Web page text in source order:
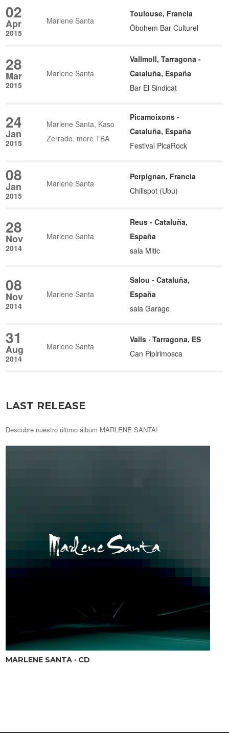
02
Apr
2015
Marlene Santa
Toulouse, Francia
Ôbohem Bar Culturel
28
Mar
2015
Marlene Santa
Vallmoll, Tarragona -
Cataluña, España
Bar El Sindicat
24
Jan
2015
Marlene Santa, Kaso
Zerrado, more TBA
Picamoixons -
Cataluña, España
Festival PicaRock
08
Jan
2015
Marlene Santa
Perpignan, Francia
Chillspot (Ubu)
28
Nov
2014
Marlene Santa
Reus - Cataluña,
España
sala Mitic
08
Nov
2014
Marlene Santa
Salou - Cataluña,
España
sala Garage
31
Aug
2014
Marlene Santa
Valls · Tarragona, ES
Can Pipirimosca
LAST RELEASE
Descubre nuestro último álbum MARLENE SANTA!
MARLENE SANTA · CD